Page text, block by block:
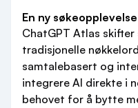
En ny
ChatGPT Atlas
tradisjonelle
samtalebasert og
integrere AI direkte i
behovet for å bytte